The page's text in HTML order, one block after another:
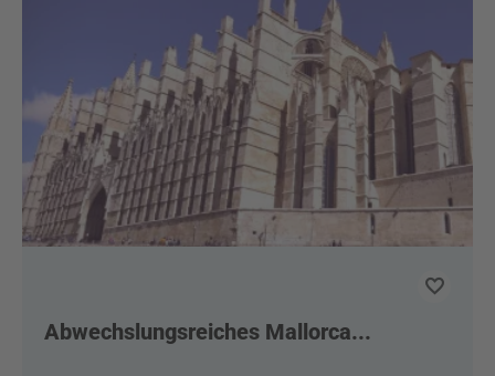
Abwechslungsreiches Mallorca...